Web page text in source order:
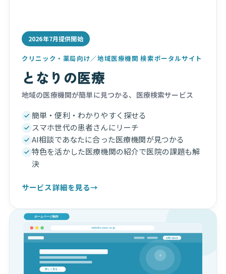
2026年7月提供開始
クリニック・薬局向け／地域医療機関 検索ポータルサイト
となりの医療
地域の医療機関が簡単に見つかる、医療検索サービス
簡単・便利・わかりやすく探せる
スマホ世代の患者さんにリーチ
AI相談であなたに合った医療機関が見つかる
特色を活かした医療機関の紹介で医院の課題も解
決
サービス詳細を見る→